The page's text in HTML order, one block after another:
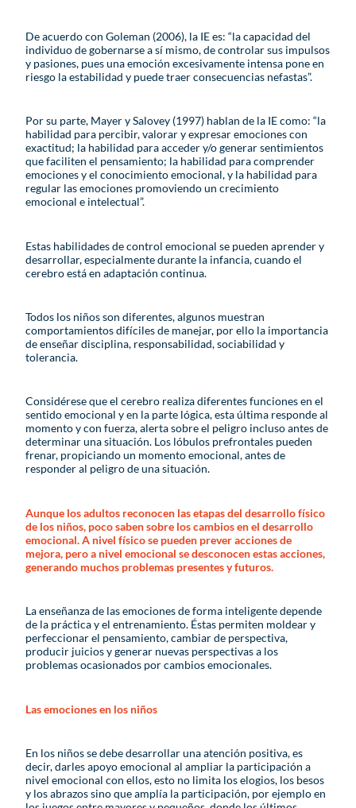
De acuerdo con Goleman (2006), la IE es: “la capacidad del
individuo de gobernarse a sí mismo, de controlar sus impulsos
y pasiones, pues una emoción excesivamente intensa pone en
riesgo la estabilidad y puede traer consecuencias nefastas”.
Por su parte, Mayer y Salovey (1997) hablan de la IE como: “la
habilidad para percibir, valorar y expresar emociones con
exactitud; la habilidad para acceder y/o generar sentimientos
que faciliten el pensamiento; la habilidad para comprender
emociones y el conocimiento emocional, y la habilidad para
regular las emociones promoviendo un crecimiento
emocional e intelectual”.
Estas habilidades de control emocional se pueden aprender y
desarrollar, especialmente durante la infancia, cuando el
cerebro está en adaptación continua.
Todos los niños son diferentes, algunos muestran
comportamientos difíciles de manejar, por ello la importancia
de enseñar disciplina, responsabilidad, sociabilidad y
tolerancia.
Considérese que el cerebro realiza diferentes funciones en el
sentido emocional y en la parte lógica, esta última responde al
momento y con fuerza, alerta sobre el peligro incluso antes de
determinar una situación. Los lóbulos prefrontales pueden
frenar, propiciando un momento emocional, antes de
responder al peligro de una situación.
Aunque los adultos reconocen las etapas del desarrollo físico
de los niños, poco saben sobre los cambios en el desarrollo
emocional. A nivel físico se pueden prever acciones de
mejora, pero a nivel emocional se desconocen estas acciones,
generando muchos problemas presentes y futuros.
La enseñanza de las emociones de forma inteligente depende
de la práctica y el entrenamiento. Éstas permiten moldear y
perfeccionar el pensamiento, cambiar de perspectiva,
producir juicios y generar nuevas perspectivas a los
problemas ocasionados por cambios emocionales.
Las emociones en los niños
En los niños se debe desarrollar una atención positiva, es
decir, darles apoyo emocional al ampliar la participación a
nivel emocional con ellos, esto no limita los elogios, los besos
y los abrazos sino que amplía la participación, por ejemplo en